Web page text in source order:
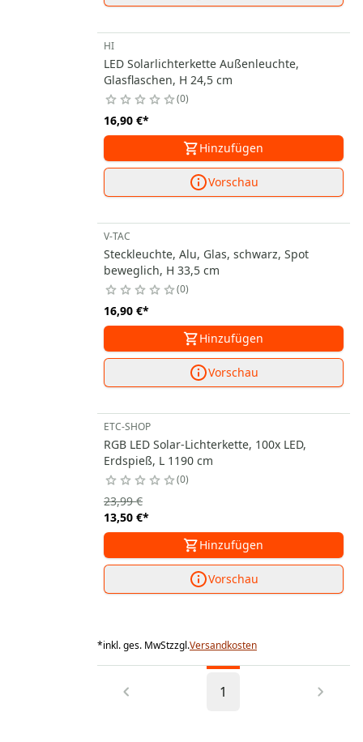
HI
LED Solarlichterkette Außenleuchte,
Glasflaschen, H 24,5 cm
0
16,90 €*
Hinzufügen
Vorschau
V-TAC
Steckleuchte, Alu, Glas, schwarz, Spot
beweglich, H 33,5 cm
0
16,90 €*
Hinzufügen
Vorschau
ETC-SHOP
RGB LED Solar-Lichterkette, 100x LED,
Erdspieß, L 1190 cm
0
13,50 €*
23,99 €
Hinzufügen
Vorschau
*inkl. ges. MwStzzgl.Versandkosten
1